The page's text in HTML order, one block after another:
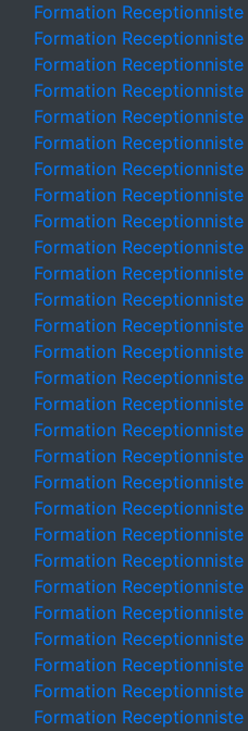
Formation Receptionniste
Formation Receptionniste
Formation
Formation
Formation
Formation Receptionniste
Formation
Formation Receptionniste
Formation
Formation
Formation
Formation
Formation
Formation
Formation
Formation Receptionniste
Formation Receptionniste
Formation
Formation
Formation Receptionniste
Formation Receptionniste
Formation
Formation
Formation
Formation Receptionniste
Formation
Formation
Formation